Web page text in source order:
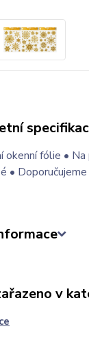
okenní fólie •
•
v